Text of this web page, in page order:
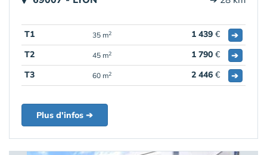
T1 35 m2 1 439 €
➔
T2
45 m2 1 790 €
➔
T3
60 m2 2 446 € ➔
Plus d'infos ➔